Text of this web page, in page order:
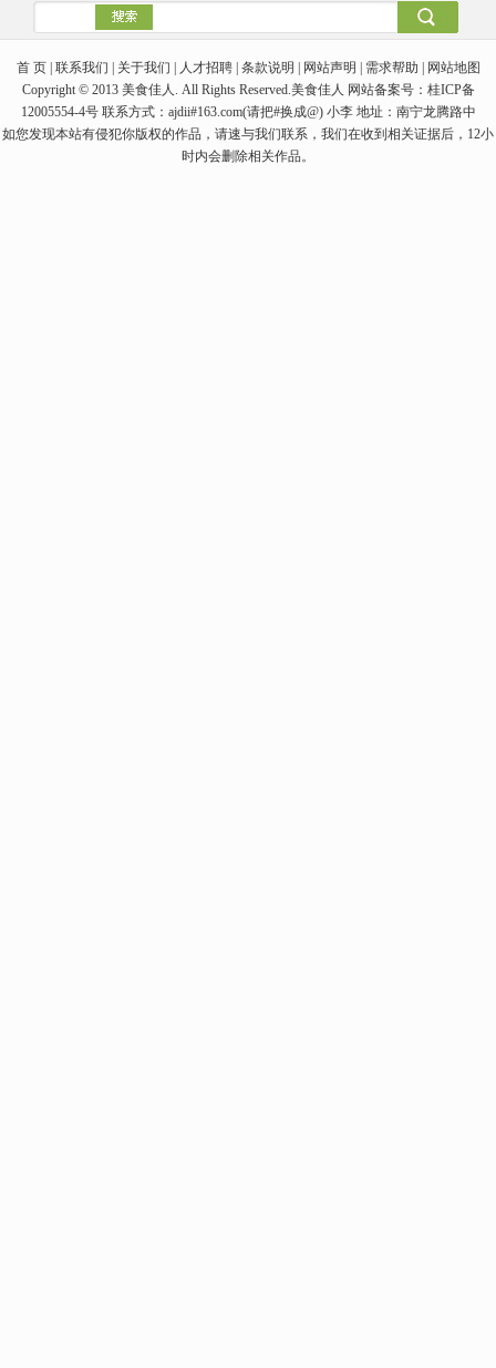
首 页 | 联系我们 | 关于我们 | 人才招聘 | 条款说明 | 网站声明 | 需求帮助 | 网站地图
Copyright © 2013 美食佳人. All Rights Reserved.美食佳人 网站备案号：桂ICP备
12005554-4号 联系方式：ajdii#163.com(请把#换成@) 小李 地址：南宁龙腾路中
如您发现本站有侵犯你版权的作品，请速与我们联系，我们在收到相关证据后，12小
时内会删除相关作品。